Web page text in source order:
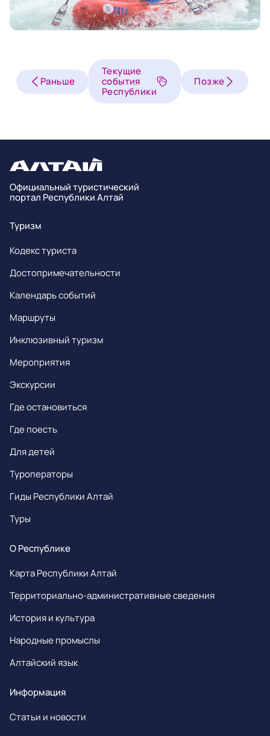
Раньше
Текущие
события
Республики
Позже
Официальный туристический
портал Республики Алтай
Туризм
Кодекс туриста
Достопримечательности
Календарь событий
Маршруты
Инклюзивный туризм
Мероприятия
Экскурсии
Где остановиться
Где поесть
Для детей
Туроператоры
Гиды Республики Алтай
Туры
О Республике
Карта Республики Алтай
Территориально-административные сведения
История и культура
Народные промыслы
Алтайский язык
Информация
Статьи и новости